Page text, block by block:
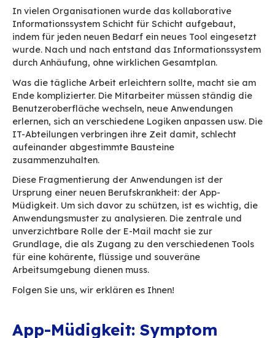
Durch das Stapeln von Tools wird die
unübersichtlich. BlueMind schlägt vor, von der
Grundlage auszugehen: der E-Mail, um sie zum
Anknüpfungspunkt für flüssige, vernetzte und
Anwendungen zu machen.
In vielen Organisationen wurde das
Informationssystem Schicht für Schicht
indem für jeden neuen Bedarf ein neues Tool
wurde. Nach und nach entstand das
durch Anhäufung, ohne wirklichen Gesamtplan.
Was die tägliche Arbeit erleichtern sollte,
Benutzeroberfläche wechseln, neue
IT-Abteilungen verbringen ihre Zeit damit,